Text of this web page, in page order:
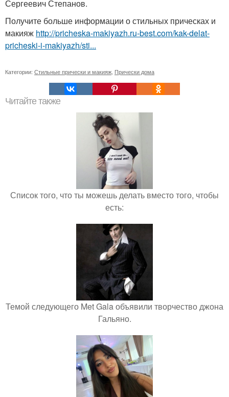
Сергеевич Степанов.
Получите больше информации о стильных прическах и
макияж http://pricheska-makiyazh.ru-best.com/kak-delat-
pricheski-i-makiyazh/sti...
Категории: Стильные прически и макияж Прически дома
Читайте также
Список того, что ты можешь делать вместо того, чтобы
есть:
Темой следующего Met Gala объявили творчество джона
Гальяно.